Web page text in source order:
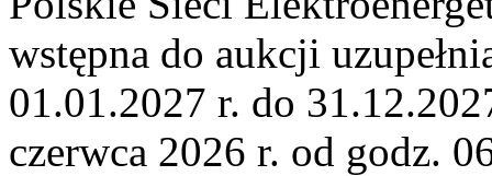
wstępna do aukcji
01.01.2027 r. do
czerwca 2026 r. od godz.